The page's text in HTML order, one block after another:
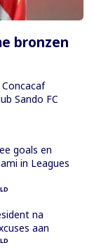
bronzen
Sando FC
goals en
in Leagues
na
aan